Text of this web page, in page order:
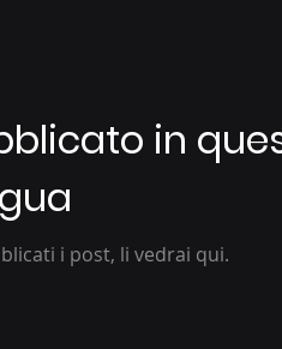
in
i post, li vedrai qui.